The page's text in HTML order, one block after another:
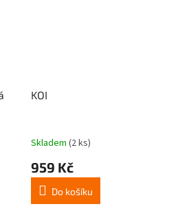
KOI
Skladem (2 ks)
959 Kč
Do košíku